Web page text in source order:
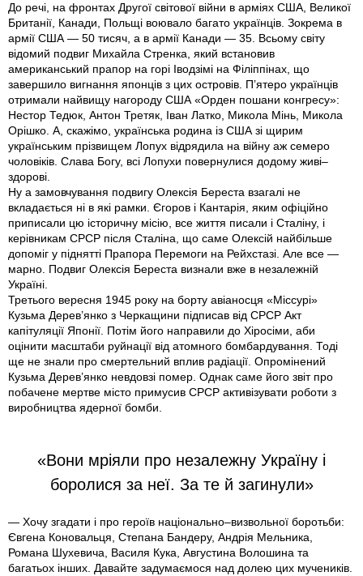
До речі, на фронтах Другої світової війни в арміях США, Великої
Британії, Канади, Польщі воювало багато українців. Зокрема в
армії США — 50 тисяч, а в армії Канади — 35. Всьому світу
відомий подвиг Михайла Стренка, який встановив
американський прапор на горі Іводзімі на Філіппінах, що
завершило вигнання японців з цих островів. П’ятеро українців
отримали найвищу нагороду США «Орден пошани конгресу»:
Нестор Тедюк, Антон Третяк, Іван Латко, Микола Мінь, Микола
Орішко. А, скажімо, українська родина із США зі щирим
українським прізвищем Лопух відрядила на війну аж семеро
чоловіків. Слава Богу, всі Лопухи повернулися додому живі–
здорові.
Ну а замовчування подвигу Олексія Береста взагалі не
вкладається ні в які рамки. Єгоров і Кантарія, яким офіційно
приписали цю історичну місію, все життя писали і Сталіну, і
керівникам СРСР після Сталіна, що саме Олексій найбільше
допоміг у піднятті Прапора Перемоги на Рейхстазі. Але все —
марно. Подвиг Олексія Береста визнали вже в незалежній
Україні.
Третього вересня 1945 року на борту авіаносця «Міссурі»
Кузьма Дерев’янко з Черкащини підписав від СРСР Акт
капітуляції Японії. Потім його направили до Хіросіми, аби
оцінити масштаби руйнації від атомного бомбардування. Тоді
ще не знали про смертельний вплив радіації. Опромінений
Кузьма Дерев’янко невдовзі помер. Однак саме його звіт про
побачене мертве місто примусив СРСР активізувати роботи з
виробництва ядерної бомби.
«Вони мріяли про незалежну Україну і
боролися за неї. За те й загинули»
— Хочу згадати і про героїв національно–визвольної боротьби:
Євгена Коновальця, Степана Бандеру, Андрія Мельника,
Романа Шухевича, Василя Кука, Августина Волошина та
багатьох інших. Давайте задумаємося над долею цих мучеників.